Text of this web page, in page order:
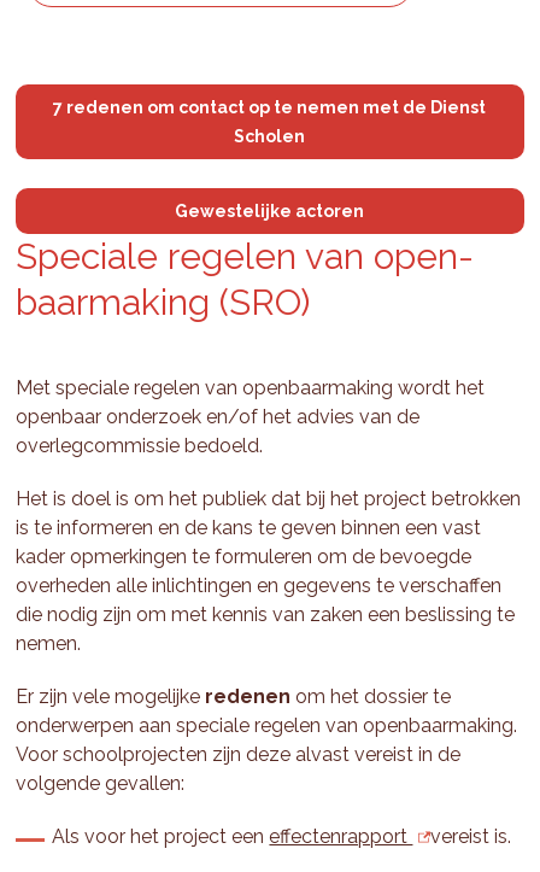
7 redenen om contact op te nemen met de Dienst
Scholen
Gewestelijke actoren
Spe­ci­a­le re­ge­len van open­
baar­ma­king (SRO)
Met speciale regelen van openbaarmaking wordt het
openbaar onderzoek en/of het advies van de
overlegcommissie bedoeld.
Het is doel is om het publiek dat bij het project betrokken
is te informeren en de kans te geven binnen een vast
kader opmerkingen te formuleren om de bevoegde
overheden alle inlichtingen en gegevens te verschaffen
die nodig zijn om met kennis van zaken een beslissing te
nemen.
Er zijn vele mogelijke redenen om het dossier te
onderwerpen aan speciale regelen van openbaarmaking.
Voor schoolprojecten zijn deze alvast vereist in de
volgende gevallen:
Als voor het project eeneffectenrapport vereist is.